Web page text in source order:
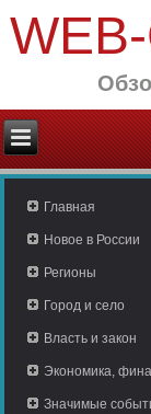
Главная
Новое в России
Регионы
Город и село
Власть и закон
Экономика,
Значимые